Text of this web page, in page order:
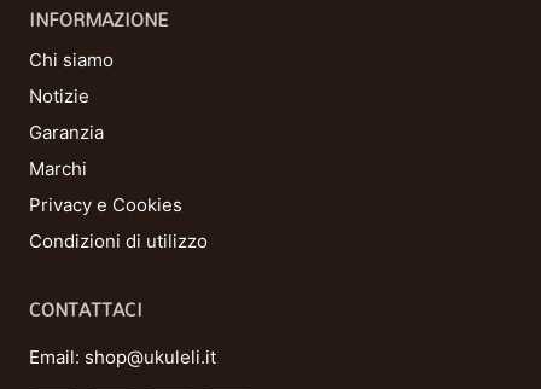
INFORMAZIONE
Chi siamo
Notizie
Garanzia
Marchi
Privacy e Cookies
Condizioni di utilizzo
CONTATTACI
Email: shop@ukuleli.it